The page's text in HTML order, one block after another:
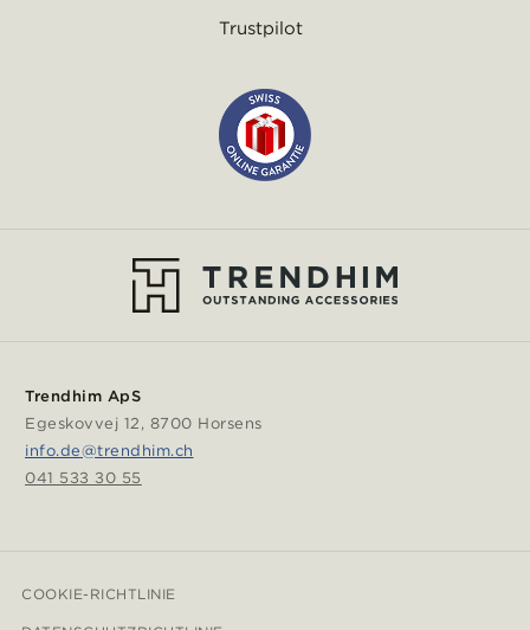
Trustpilot
Trendhim ApS
Egeskovvej 12, 8700 Horsens
info.de@trendhim.ch
041 533 30 55
COOKIE-RICHTLINIE